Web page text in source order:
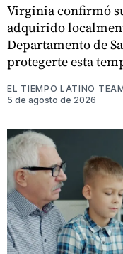
Virginia confirmó
adquirido
Departamento de
protegerte esta
EL TIEMPO LATINO
5 de agosto de 2026